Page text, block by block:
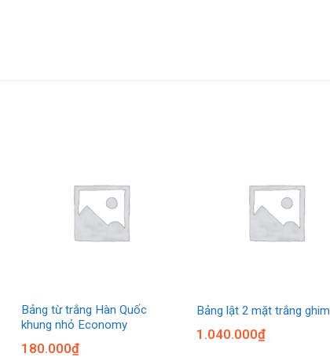
Bảng từ trắng Hàn Quốc
khung nhỏ Economy
180.000₫
Bảng lật 2 mặt trắng ghim
1.040.000₫